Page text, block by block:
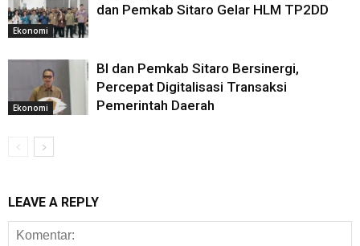
Ekonomi
dan Pemkab Sitaro Gelar HLM TP2DD
Ekonomi
BI dan Pemkab Sitaro Bersinergi,
Percepat Digitalisasi Transaksi
Pemerintah Daerah
LEAVE A REPLY